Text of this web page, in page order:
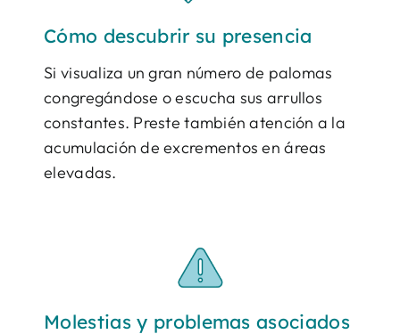
Cómo descubrir su presencia
Si visualiza un gran número de palomas
congregándose o escucha sus arrullos
constantes. Preste también atención a la
acumulación de excrementos en áreas
elevadas.
Molestias y problemas asociados